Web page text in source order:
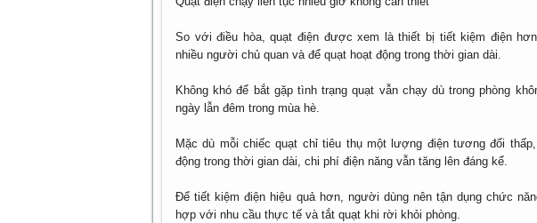
So với điều hòa, quạt điện được xem là thiết bị tiết kiệm điện
nhiều người chủ quan và để quạt hoạt động trong thời gian dài.
Không khó để bắt gặp tình trạng quạt vẫn chạy dù trong phòng
ngày lẫn đêm trong mùa hè.
Mặc dù mỗi chiếc quạt chỉ tiêu thụ một lượng điện tương đối
động trong thời gian dài, chi phí điện năng vẫn tăng lên đáng kể.
Để tiết kiệm điện hiệu quả hơn, người dùng nên tận dụng chức
hợp với nhu cầu thực tế và tắt quạt khi rời khỏi phòng.